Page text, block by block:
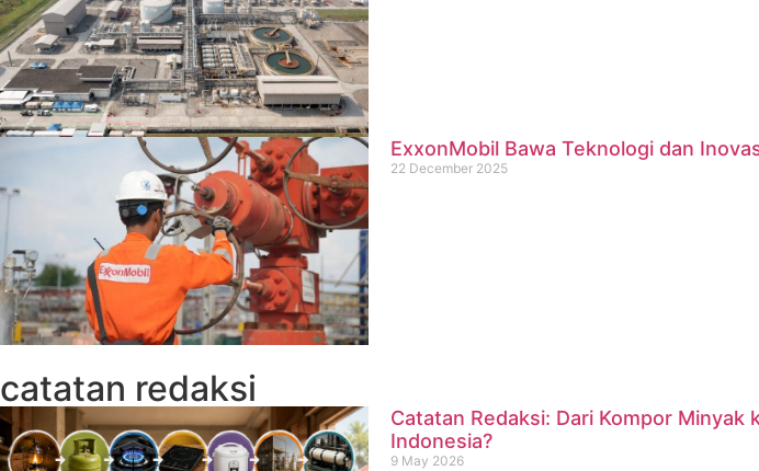
ExxonMobil Bawa Teknologi dan
22 December 2025
catatan redaksi
Catatan Redaksi: Dari Kompor Minyak
Indonesia?
9 May 2026